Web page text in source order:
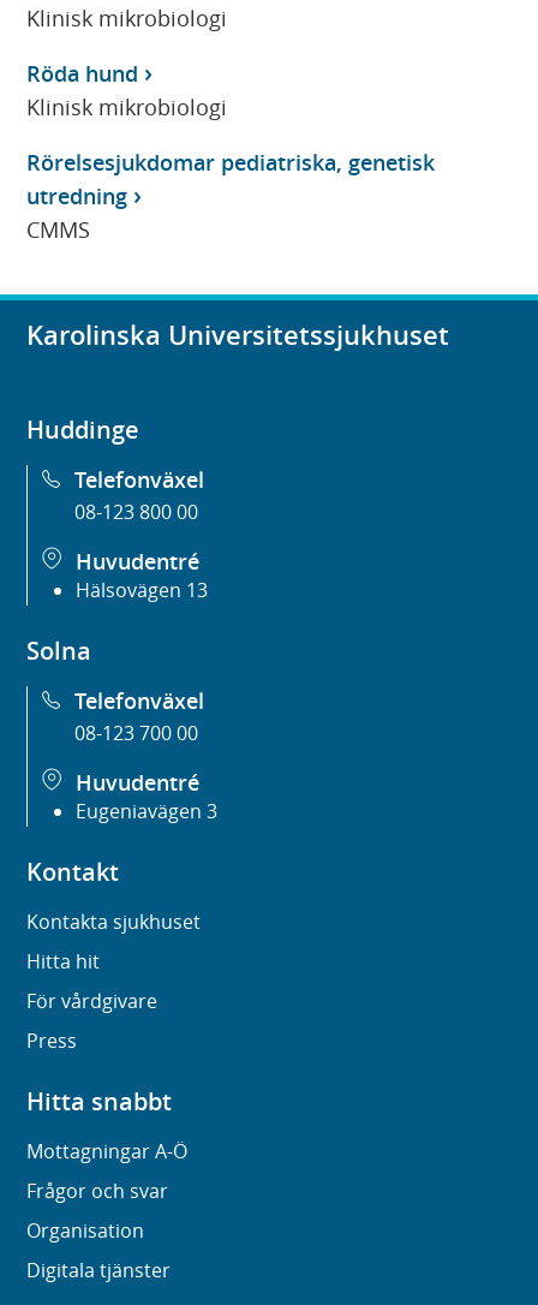
Klinisk mikrobiologi
Röda hund
Klinisk mikrobiologi
Rörelsesjukdomar pediatriska, genetisk
utredning
CMMS
Karolinska Universitetssjukhuset
Huddinge
Telefonväxel
08-123 800 00
Huvudentré
Hälsovägen 13
Solna
Telefonväxel
08-123 700 00
Huvudentré
Eugeniavägen 3
Kontakt
Kontakta sjukhuset
Hitta hit
För vårdgivare
Press
Hitta snabbt
Mottagningar A-Ö
Frågor och svar
Organisation
Digitala tjänster